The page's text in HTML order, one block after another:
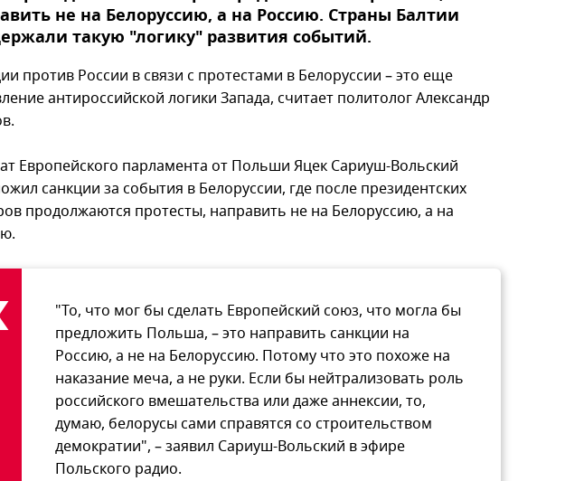
не на Белоруссию, а на Россию. Страны Балтии
такую "логику" развития событий.
против России в связи с протестами в Белоруссии – это еще
антироссийской логики Запада, считает политолог Александр
Европейского парламента от Польши Яцек Сариуш-Вольский
санкции за события в Белоруссии, где после президентских
продолжаются протесты, направить не на Белоруссию, а на
"То, что мог бы сделать Европейский союз, что могла бы
предложить Польша, – это направить санкции на
Россию, а не на Белоруссию. Потому что это похоже на
наказание меча, а не руки. Если бы нейтрализовать роль
российского вмешательства или даже аннексии, то,
думаю, белорусы сами справятся со строительством
демократии", – заявил Сариуш-Вольский в эфире
Польского радио.